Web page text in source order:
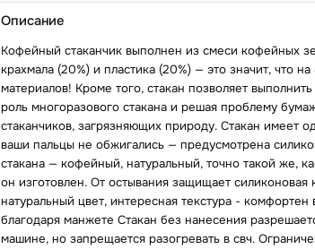
Описание
Кофейный стаканчик выполнен из смеси кофейных
крахмала (20%) и пластика (20%) — это значит, что
материалов! Кроме того, стакан позволяет
роль многоразового стакана и решая проблему
стаканчиков, загрязняющих природу. Стакан имеет
ваши пальцы не обжигались — предусмотрена
стакана — кофейный, натуральный, точно такой же,
он изготовлен. От остывания защищает силиконовая
натуральный цвет, интересная текстура - комфортен
благодаря манжете Стакан без нанесения
машине, но запрещается разогревать в свч.